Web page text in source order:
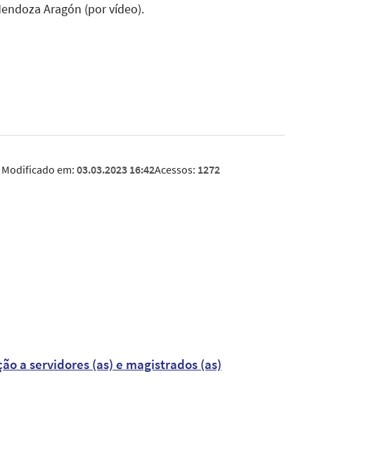
Aragón (por vídeo).
Modificado em: 03.03.2023 16:42Acessos: 1272
a servidores (as) e magistrados (as)